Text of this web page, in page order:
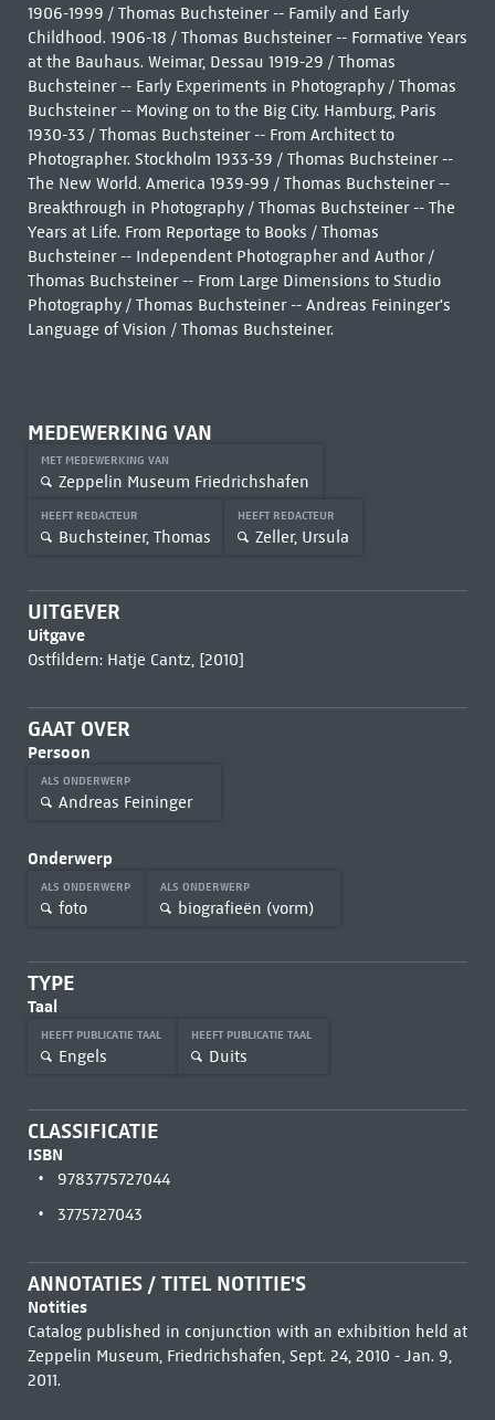
1906-1999 / Thomas Buchsteiner -- Family and Early
Childhood. 1906-18 / Thomas Buchsteiner -- Formative Years
at the Bauhaus. Weimar, Dessau 1919-29 / Thomas
Buchsteiner -- Early Experiments in Photography / Thomas
Buchsteiner -- Moving on to the Big City. Hamburg, Paris
1930-33 / Thomas Buchsteiner -- From Architect to
Photographer. Stockholm 1933-39 / Thomas Buchsteiner --
The New World. America 1939-99 / Thomas Buchsteiner --
Breakthrough in Photography / Thomas Buchsteiner -- The
Years at Life. From Reportage to Books / Thomas
Buchsteiner -- Independent Photographer and Author /
Thomas Buchsteiner -- From Large Dimensions to Studio
Photography / Thomas Buchsteiner -- Andreas Feininger's
Language of Vision / Thomas Buchsteiner.
MEDEWERKING VAN
MET MEDEWERKING VAN
Zeppelin Museum Friedrichshafen
HEEFT REDACTEUR
Buchsteiner, Thomas
HEEFT REDACTEUR
Zeller, Ursula
UITGEVER
Uitgave
Ostfildern: Hatje Cantz, [2010]
GAAT OVER
Persoon
ALS ONDERWERP
Andreas Feininger
Onderwerp
ALS ONDERWERP
foto
ALS ONDERWERP
biografieën (vorm)
TYPE
Taal
HEEFT PUBLICATIE TAAL
Engels
HEEFT PUBLICATIE TAAL
Duits
CLASSIFICATIE
ISBN
9783775727044
3775727043
ANNOTATIES / TITEL NOTITIE'S
Notities
Catalog published in conjunction with an exhibition held at
Zeppelin Museum, Friedrichshafen, Sept. 24, 2010 - Jan. 9,
2011.